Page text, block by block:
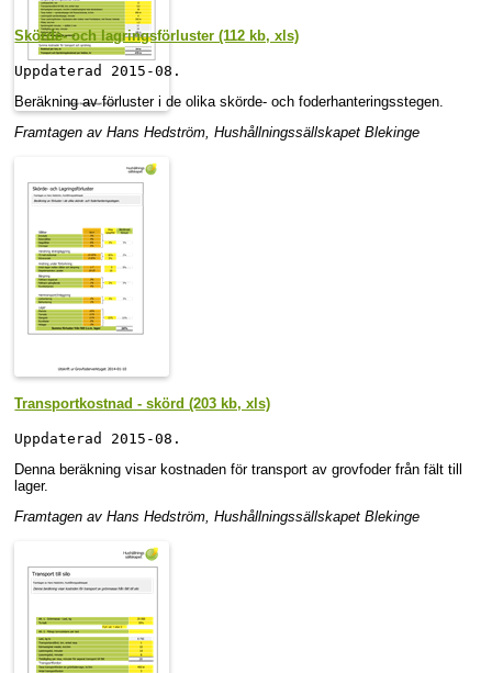
Skörde- och lagringsförluster (112 kb, xls)
Uppdaterad 2015-08.
Beräkning av förluster i de olika skörde- och foderhanteringsstegen.
Framtagen av Hans Hedström, Hushållningssällskapet Blekinge
Transportkostnad - skörd (203 kb, xls)
Uppdaterad 2015-08.
Denna beräkning visar kostnaden för transport av grovfoder från fält till
lager.
Framtagen av Hans Hedström, Hushållningssällskapet Blekinge